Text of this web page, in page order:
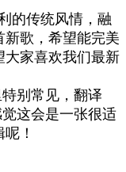
的传统风情，融
新歌，希望能完美
大家喜欢我们最新
别常见，翻译
这会是一张很适
！